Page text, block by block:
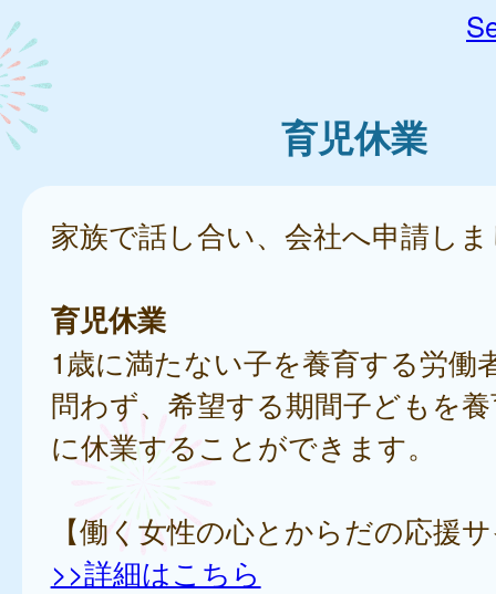
育児休業
家族で話し合い、会社へ申請し
育児休業
1歳に満たない子を養育する労働
問わず、希望する期間子どもを
に休業することができます。
【働く女性の心とからだの応援
>>詳細はこちら